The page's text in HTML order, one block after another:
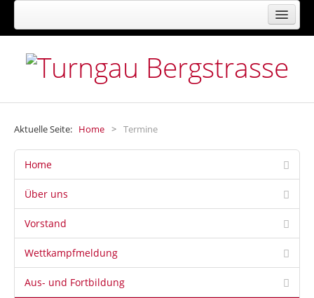
FACHVERBAND FÜR TURNEN, GYMNASTIK,
FREIZEIT- UND GESUNDHEITSSPORT
Aktuelle Seite: Home > Termine
Home
Über uns
Vorstand
Wettkampfmeldung
Aus- und Fortbildung